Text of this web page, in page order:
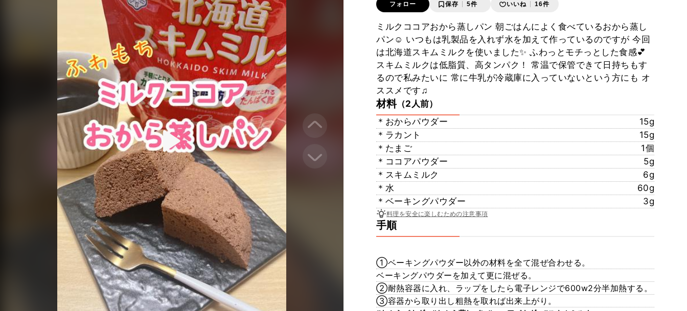
フォロー 保存 5件 いいね 16件
ミルクココアおから蒸しパン 朝ごはんによく食べているおから蒸し
パン☺︎ いつもは乳製品を入れず水を加えて作っているのですが 今回
は北海道スキムミルクを使いました✨ ふわっとモチっとした食感💕
スキムミルクは低脂質、高タンパク！ 常温で保管できて日持ちもす
るので私みたいに 常に牛乳が冷蔵庫に入っていないという方にも オ
ススメです♫
材料（2人前）
＊おからパウダー
15g
＊ラカント
15g
＊たまご
1個
＊ココアパウダー
5g
＊スキムミルク
6g
＊水
60g
＊ベーキングパウダー
3g
料理を安全に楽しむための注意事項
手順
①ベーキングパウダー以外の材料を全て混ぜ合わせる。
ベーキングパウダーを加えて更に混ぜる。
②耐熱容器に入れ、ラップをしたら電子レンジで600w2分半加熱する。
③容器から取り出し粗熱を取れば出来上がり。